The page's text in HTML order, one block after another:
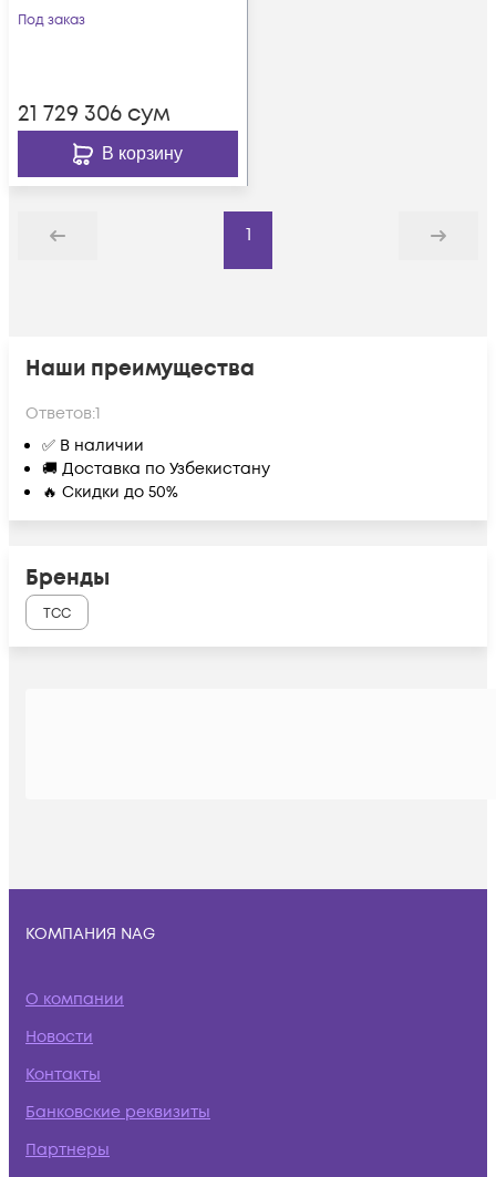
Под заказ
21 729 306 сум
В корзину
Назад
1
Дальше
Наши преимущества
Ответов:1
✅ В наличии
🚚 Доставка по Узбекистану
🔥 Скидки до 50%
Бренды
ТСС
КОМПАНИЯ NAG
О компании
Новости
Контакты
Банковские реквизиты
Партнеры